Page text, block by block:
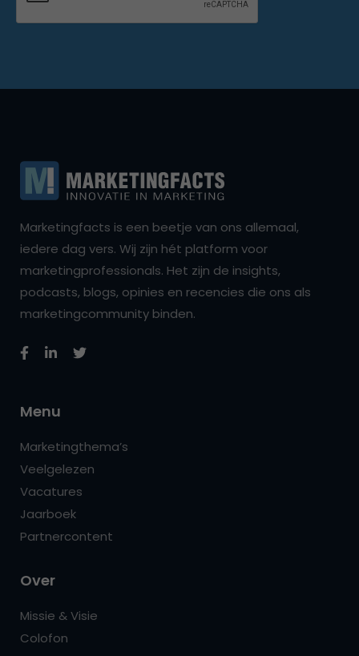
Marketingfacts is een beetje van ons allemaal,
iedere dag vers. Wij zijn hét platform voor
marketingprofessionals. Het zijn de insights,
podcasts, blogs, opinies en recencies die ons als
marketingcommunity binden.
Menu
Marketingthema’s
Veelgelezen
Vacatures
Jaarboek
Partnercontent
Over
Missie & Visie
Colofon